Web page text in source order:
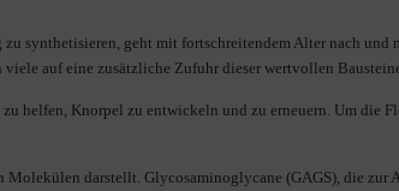
synthetisieren, geht mit fortschreitendem Alter nach und
auf eine zusätzliche Zufuhr dieser wertvollen
helfen, Knorpel zu entwickeln und zu erneuern. Um die
darstellt. Glycosaminoglycane (GAGS), die zur